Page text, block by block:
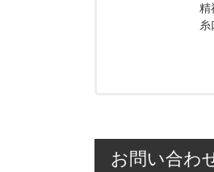
精
糸
お問い合わ